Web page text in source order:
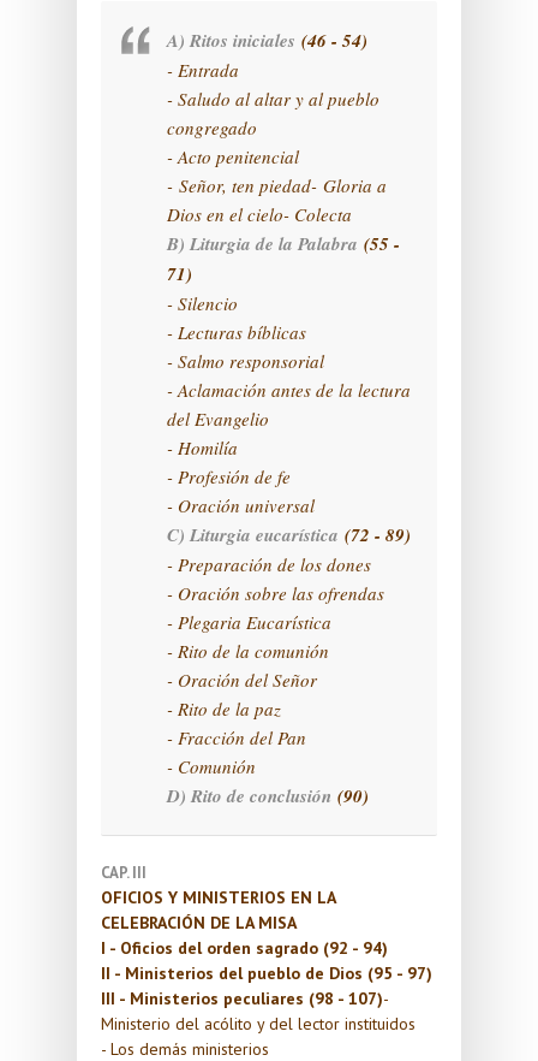
A) Ritos iniciales (46 - 54)
- Entrada
- Saludo al altar y al pueblo
congregado
- Acto penitencial
- Señor, ten piedad- Gloria a
Dios en el cielo- Colecta
B) Liturgia de la Palabra (55 -
71)
- Silencio
- Lecturas bíblicas
- Salmo responsorial
- Aclamación antes de la lectura
del Evangelio
- Homilía
- Profesión de fe
- Oración universal
C) Liturgia eucarística (72 - 89)
- Preparación de los dones
- Oración sobre las ofrendas
- Plegaria Eucarística
- Rito de la comunión
- Oración del Señor
- Rito de la paz
- Fracción del Pan
- Comunión
D) Rito de conclusión (90)
CAP. III
OFICIOS Y MINISTERIOS EN LA
CELEBRACIÓN DE LA MISA
I - Oficios del orden sagrado (92 - 94)
II - Ministerios del pueblo de Dios (95 - 97)
III - Ministerios peculiares (98 - 107)-
Ministerio del acólito y del lector instituidos
- Los demás ministerios